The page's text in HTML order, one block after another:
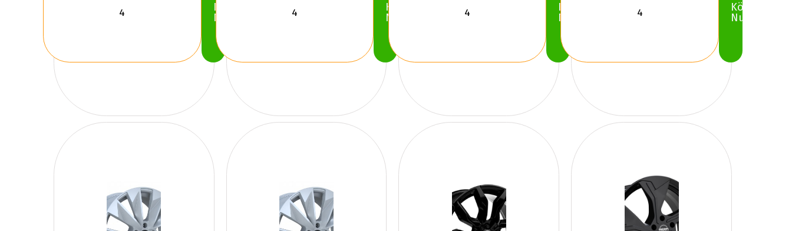
Köp
Nu
Köp
Nu
Köp
Nu
Köp
Nu